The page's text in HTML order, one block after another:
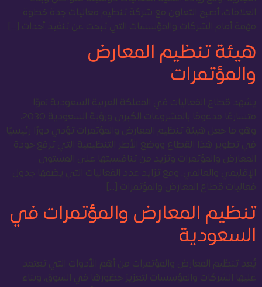
العلاقات، أصبح التعاون مع شركة تنظيم فعاليات جدة خطوة
مهمة أمام الشركات والمؤسسات التي تبحث عن تنفيذ أحداث […]
هيئة تنظيم المعارض
والمؤتمرات
يشهد قطاع الفعاليات في المملكة العربية السعودية نموًا
متسارعًا مدعومًا بالمشروعات الكبرى ورؤية السعودية 2030،
وهو ما جعل هيئة تنظيم المعارض والمؤتمرات تؤدي دورًا رئيسيًا
في تطوير هذا القطاع ووضع الأطر التنظيمية التي ترفع جودة
المعارض والمؤتمرات وتزيد من تنافسيتها على المستوى
الإقليمي والعالمي. ومع تزايد عدد الفعاليات التي يضمها جدول
فعاليات قطاع المعارض والمؤتمرات […]
تنظيم المعارض والمؤتمرات في
السعودية
يُعد تنظيم المعارض والمؤتمرات من أهم الأدوات التي تعتمد
عليها الشركات والمؤسسات لتعزيز حضورها في السوق، وبناء